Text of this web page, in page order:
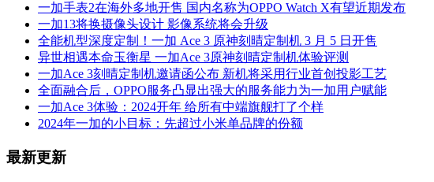
一加手表2在海外多地开售 国内名称为OPPO Watch X有望近期发布
一加13将换摄像头设计 影像系统将会升级
全能机型深度定制！一加 Ace 3 原神刻晴定制机 3 月 5 日开售
异世相遇本命玉衡星 一加Ace 3原神刻晴定制机体验评测
一加Ace 3刻晴定制机邀请函公布 新机将采用行业首创投影工艺
全面融合后，OPPO服务凸显出强大的服务能力为一加用户赋能
一加Ace 3体验：2024开年 给所有中端旗舰打了个样
2024年一加的小目标：先超过小米单品牌的份额
最新更新